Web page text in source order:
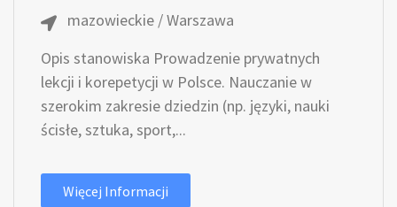
mazowieckie / Warszawa
Opis stanowiska Prowadzenie prywatnych
lekcji i korepetycji w Polsce. Nauczanie w
szerokim zakresie dziedzin (np. języki, nauki
ścisłe, sztuka, sport,...
Więcej Informacji